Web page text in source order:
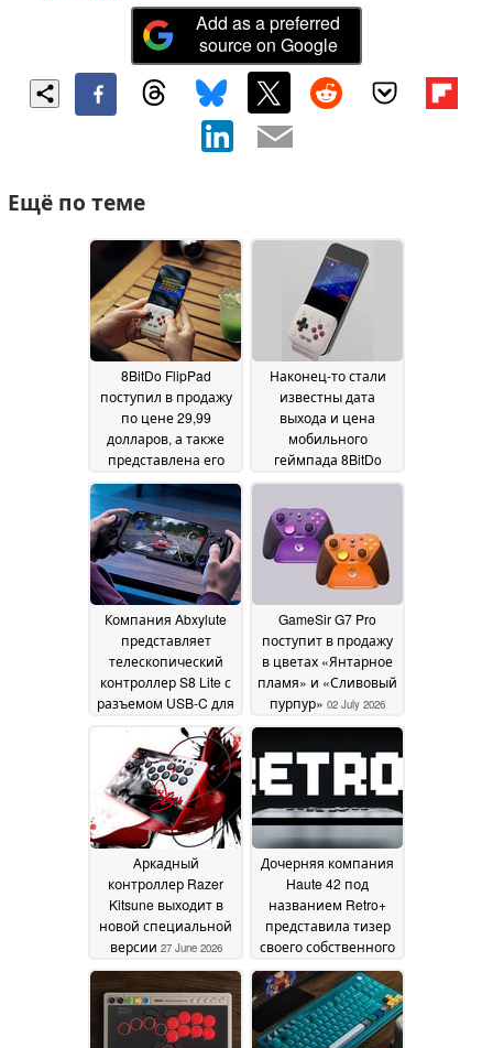
Add as a preferred
source on Google
Ещё по теме
8BitDo FlipPad
поступил в продажу
по цене 29,99
долларов, а также
представлена его
чёрная версия16 July
2026
Наконец-то стали
известны дата
выхода и цена
мобильного
геймпада 8BitDo
FlipPad13 July 2026
Компания Abxylute
представляет
телескопический
контроллер S8 Lite с
разъемом USB-C для
смартфонов и
планшетов07 July 2026
GameSir G7 Pro
поступит в продажу
в цветах «Янтарное
пламя» и «Сливовый
пурпур» 02 July 2026
Аркадный
контроллер Razer
Kitsune выходит в
новой специальной
версии 27 June 2026
Дочерняя компания
Haute 42 под
названием Retro+
представила тизер
своего собственного
модульного
аркадного
контроллера25 June
2026